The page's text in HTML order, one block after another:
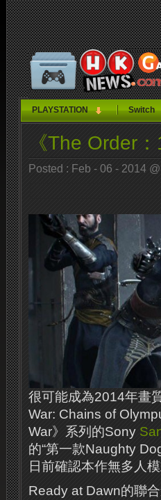
PLAYSTATION Switch
《The Order
Posted : Feb - 06 - 2014
很可能成為2014年畫
War: Chains of
War》系列的Sony
的“第一款Naughty
日前確認本作無多人模
Ready at Dawn的聯